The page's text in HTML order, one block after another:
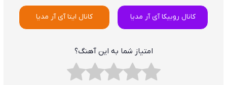
کانال روبیکا آی آر مدیا کانال ایتا آی آر مدیا
امتیاز شما به این آهنگ؟